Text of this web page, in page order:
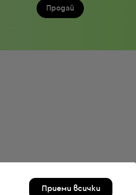
Продай
Приеми всички